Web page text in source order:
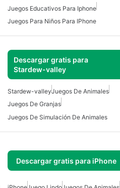
Juegos Educativos Para Iphone
Juegos Para Niños Para IPhone
Descargar gratis para
Stardew-valley
Stardew-valleyJuegos De Animales
Juegos De Granjas
Juegos De Simulación De Animales
Descargar gratis para iPhone